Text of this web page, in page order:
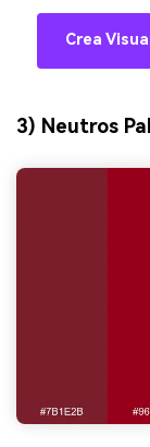
Crea
3) Neutros